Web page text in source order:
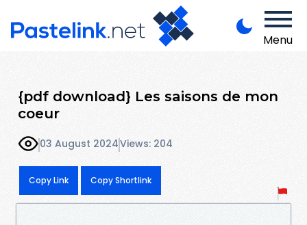
Menu
{pdf download} Les saisons de mon
coeur
03 August 2024Views: 204
Copy Link Copy Shortlink